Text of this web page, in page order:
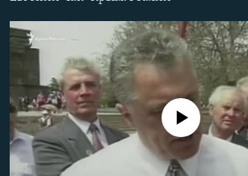
поискуИНФОГРАФИКА
ТЕЛЕПРОЕКТ КРЫМ.РЕАЛИИ
СОВЕТЫ ПРАВОЗАЩИТНИКОВ
ПРОПАВШИЕ БЕЗ ВЕСТИ
ПОБЕДИТЕЛЕЙ НЕ СУДЯТ?
КАК ОБОЙТИ БЛОКИРОВКУ
Українською
Qırımtatar
ПРИСОЕДИНЯЙТЕСЬ!
No media source currently